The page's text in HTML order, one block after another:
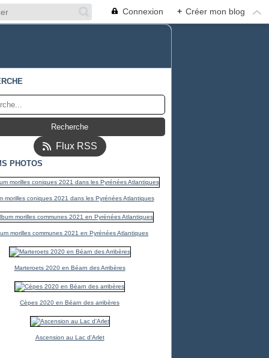
Connexion + Créer mon blog
Flux RSS
PHOTOS
morilles coniques 2021 dans les Pyrénées Atlantiques
morilles communes 2021 en Pyrénées Atlantiques
Marteroets 2020 en Béarn des Arribères
Cèpes 2020 en Béarn des arribères
Ascension au Lac d'Arlet